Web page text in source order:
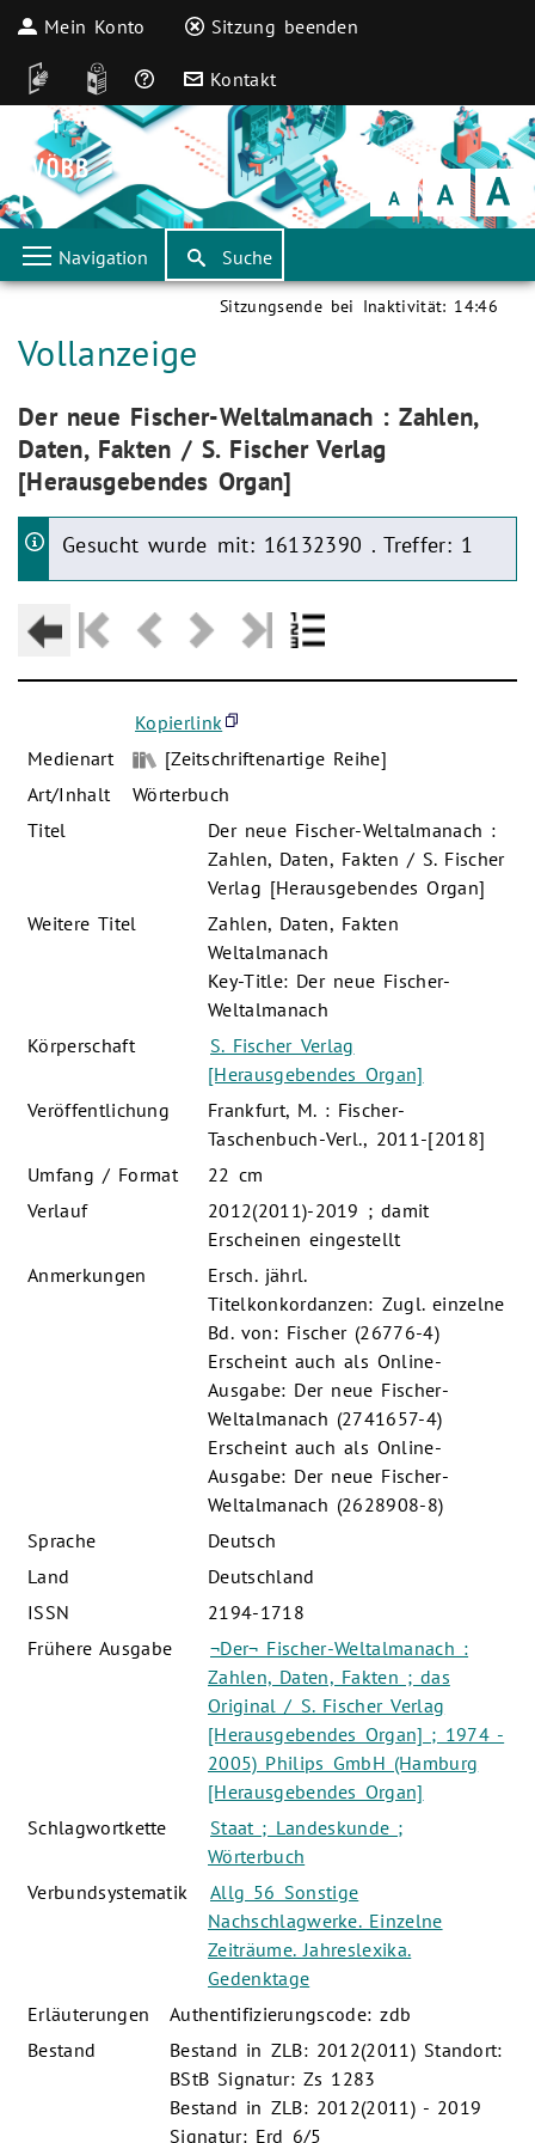
Mein Konto Sitzung beenden
DGS Leichte Sprache
Häufige Fragen
Kontakt
Schrift
klein Schrift
normal Schrift
groß
Navigation Suche
Sitzungsende bei Inaktivität: 14:46
Aktuelle Seite:
Vollanzeige
Aktuelle Seite:
Der neue Fischer-Weltalmanach : Zahlen,
Daten, Fakten / S. Fischer Verlag
[Herausgebendes Organ]
Gesucht wurde mit: 16132390 . Treffer: 1
Kopierlink
Medienart
[Zeitschriftenartige Reihe]
Art/Inhalt
Wörterbuch
Titel
Der neue Fischer-Weltalmanach :
Zahlen, Daten, Fakten / S. Fischer
Verlag [Herausgebendes Organ]
Weitere Titel
Zahlen, Daten, Fakten
Weltalmanach
Key-Title: Der neue Fischer-
Weltalmanach
Körperschaft
S. Fischer Verlag
[Herausgebendes Organ]
Veröffentlichung
Frankfurt, M. : Fischer-
Taschenbuch-Verl., 2011-[2018]
Umfang / Format
22 cm
Verlauf
2012(2011)-2019 ; damit
Erscheinen eingestellt
Anmerkungen
Ersch. jährl.
Titelkonkordanzen: Zugl. einzelne
Bd. von: Fischer (26776-4)
Erscheint auch als Online-
Ausgabe: Der neue Fischer-
Weltalmanach (2741657-4)
Erscheint auch als Online-
Ausgabe: Der neue Fischer-
Weltalmanach (2628908-8)
Sprache
Deutsch
Land
Deutschland
ISSN
2194-1718
Frühere Ausgabe
¬Der¬ Fischer-Weltalmanach :
Zahlen, Daten, Fakten ; das
Original / S. Fischer Verlag
[Herausgebendes Organ] ; 1974 -
2005) Philips GmbH (Hamburg
[Herausgebendes Organ]
Schlagwortkette
Staat ; Landeskunde ;
Wörterbuch
Verbundsystematik
Allg 56 Sonstige
Nachschlagwerke. Einzelne
Zeiträume. Jahreslexika.
Gedenktage
Erläuterungen
Authentifizierungscode: zdb
Bestand
Bestand in ZLB: 2012(2011) Standort:
BStB Signatur: Zs 1283
Bestand in ZLB: 2012(2011) - 2019
Signatur: Erd 6/5